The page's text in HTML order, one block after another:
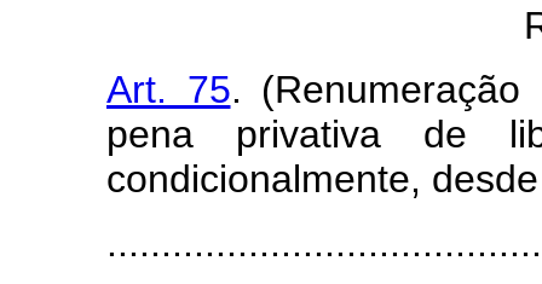
Art. 75.
pena privativa de
condicionalmente,